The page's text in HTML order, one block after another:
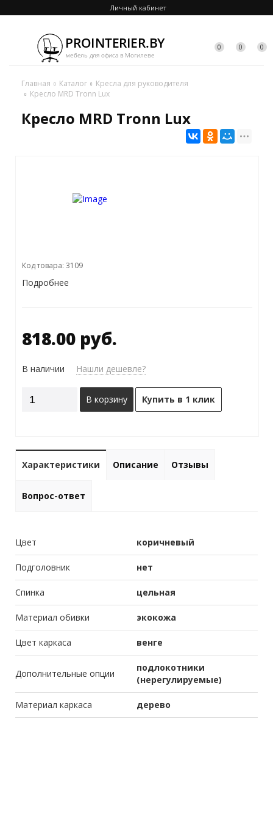
Личный кабинет
0 0 0
Главная Каталог
Кресла для руководителя
Кресло MRD Tronn Lux
Кресло MRD Tronn Lux
Код товара: 3109
Подробнее
818.00 руб.
В наличии Нашли дешевле?
В корзину Купить в 1 клик
Характеристики Описание Отзывы
Вопрос-ответ
Цвет коричневый
Подголовник нет
Спинка цельная
Материал обивки экокожа
Цвет каркаса венге
Дополнительные опции
подлокотники
(нерегулируемые)
Материал каркаса дерево